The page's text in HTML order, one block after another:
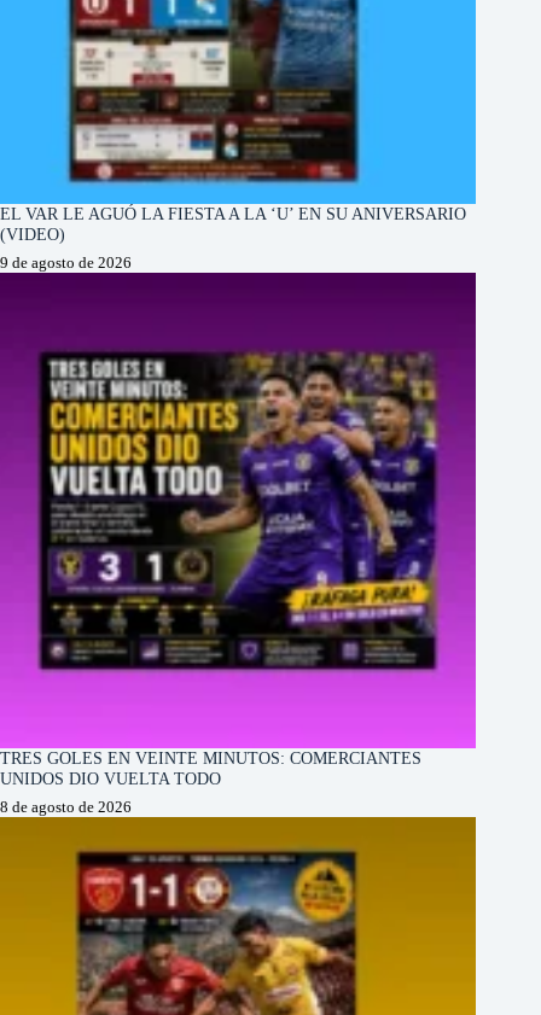
EL VAR LE AGUÓ LA FIESTA A LA ‘U’ EN SU ANIVERSARIO
(VIDEO)
9 de agosto de 2026
TRES GOLES EN VEINTE MINUTOS: COMERCIANTES
UNIDOS DIO VUELTA TODO
8 de agosto de 2026